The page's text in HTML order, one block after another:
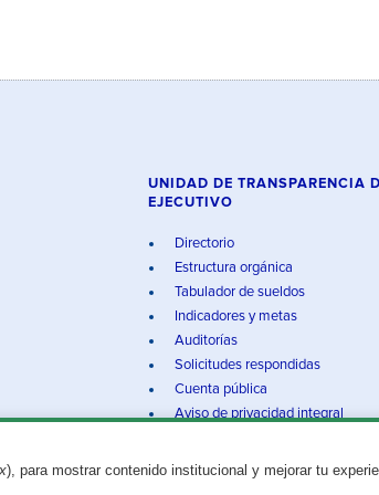
), para mostrar contenido institucional y mejorar tu
UNIDAD DE TRANSPARENCIA
EJECUTIVO
Directorio
Estructura orgánica
Tabulador de sueldos
Indicadores y metas
Auditorías
Solicitudes respondidas
Cuenta pública
Aviso de privacidad integral
Gobierno del Estado de Guanajuato